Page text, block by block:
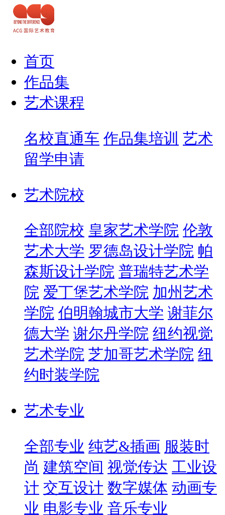
首页
作品集
艺术课程
名校直通车 作品集培训 艺术
留学申请
艺术院校
全部院校 皇家艺术学院 伦敦
艺术大学 罗德岛设计学院 帕
森斯设计学院 普瑞特艺术学
院 爱丁堡艺术学院 加州艺术
学院 伯明翰城市大学 谢菲尔
德大学 谢尔丹学院 纽约视觉
艺术学院 芝加哥艺术学院 纽
约时装学院
艺术专业
全部专业 纯艺&插画 服装时
尚 建筑空间 视觉传达 工业设
计 交互设计 数字媒体 动画专
业 电影专业 音乐专业